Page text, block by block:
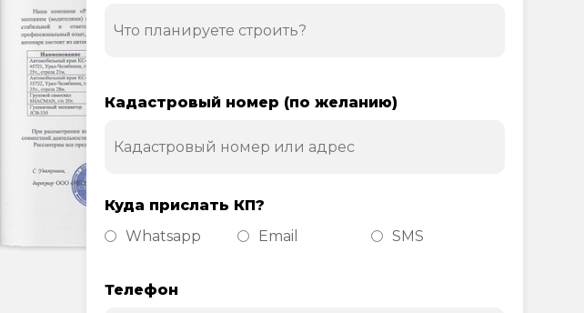
Кадастровый номер (по желанию)
Куда прислать КП?
Whatsapp
Email SMS
Телефон